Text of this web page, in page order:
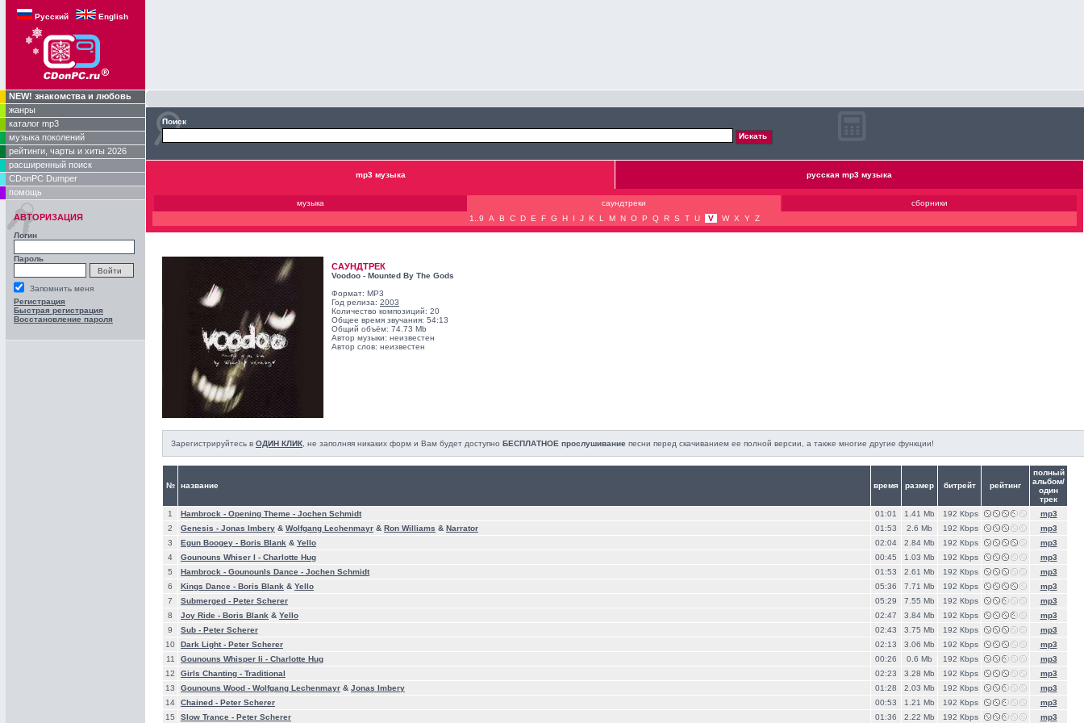
Русский English
NEW! знакомства и любовь
жанры
каталог mp3
музыка поколений
рейтинги, чарты и хиты 2026
расширенный поиск
CDonPC Dumper
помощь
АВТОРИЗАЦИЯ
Логин
Пароль
Запомнить меня
Регистрация
Быстрая регистрация
Восстановление пароля
Поиск
mp3 музыка русская mp3 музыка
музыка саундтреки
сборники
1..9
A B C D E F G H I J K L M N O P Q R S T U V W X Y Z
САУНДТРЕК
Voodoo - Mounted By The Gods
Формат: MP3
Год релиза: 2003
Количество композиций: 20
Общее время звучания: 54:13
Общий объём: 74.73 Mb
Автор музыки: неизвестен
Автор слов: неизвестен
Зарегистрируйтесь в ОДИН КЛИК , не заполняя никаких форм и Вам будет доступно БЕСПЛАТНОЕ прослушивание песни перед cкачиванием ее полной версии, а также многие другие функции!
№ название время размер битрейт рейтинг
полный
альбом/
один
трек
1
Hambrock - Opening Theme - Jochen Schmidt 01:01 1.41 Mb 192 Кbps
mp3
2
Genesis - Jonas Imbery & Wolfgang Lechenmayr & Ron Williams & Narrator 01:53 2.6 Mb 192 Кbps
mp3
3
Egun Boogey - Boris Blank & Yello 02:04 2.84 Mb 192 Кbps
mp3
4
Gounouns Whiser I - Charlotte Hug 00:45 1.03 Mb 192 Кbps
mp3
5
Hambrock - Gounounls Dance - Jochen Schmidt 01:53 2.61 Mb 192 Кbps
mp3
6
Kings Dance - Boris Blank & Yello 05:36 7.71 Mb 192 Кbps
mp3
7
Submerged - Peter Scherer 05:29 7.55 Mb 192 Кbps
mp3
8
Joy Ride - Boris Blank & Yello 02:47 3.84 Mb 192 Кbps
mp3
9
Sub - Peter Scherer 02:43 3.75 Mb 192 Кbps
mp3
10
Dark Light - Peter Scherer 02:13 3.06 Mb 192 Кbps
mp3
11
Gounouns Whisper Ii - Charlotte Hug 00:26 0.6 Mb 192 Кbps
mp3
12
Girls Chanting - Traditional 02:23 3.28 Mb 192 Кbps
mp3
13
Gounouns Wood - Wolfgang Lechenmayr & Jonas Imbery 01:28 2.03 Mb 192 Кbps
mp3
14
Chained - Peter Scherer 00:53 1.21 Mb 192 Кbps
mp3
15
Slow Trance - Peter Scherer 01:36 2.22 Mb 192 Кbps mp3